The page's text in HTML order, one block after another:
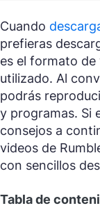
Cuando
prefieras
es el formato de
utilizado. Al
podrás
y programas. Si
consejos a
videos de
con sencillos
Tabla de